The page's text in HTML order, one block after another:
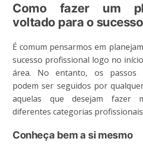
Como fazer um
voltado para o
É comum pensarmos em
sucesso profissional logo no
área. No entanto, os passos
podem ser seguidos por
aquelas que desejam fazer
diferentes categorias
Conheça bem a si mesmo